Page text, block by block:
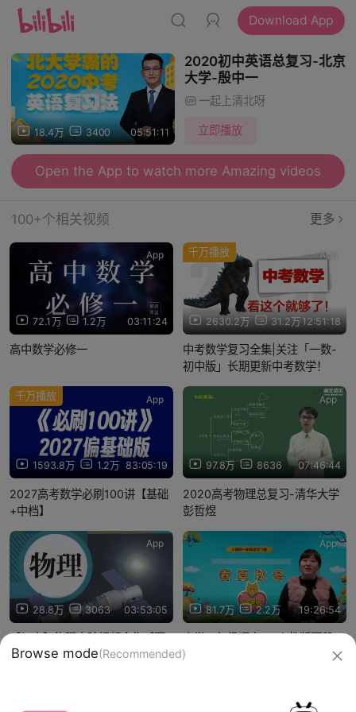
Download App
18.4万 3400 05:51:11
2020初中英语总复习-北京
大学-殷中一
一起上清北呀
立即播放
Open the App to watch more Amazing videos
100+个相关视频 更多
72.1万 1.2万 03:11:24
App
高中数学必修一
2630.2万 31.2万12:51:18
千万播放 App
中考数学复习全集|关注「一数-
初中版」长期更新中考数学！
1593.8万 1.2万 83:05:19
千万播放 App
2027高考数学必刷100讲【基础
+中档】
97.8万 8636 07:46:44
App
2020高考物理总复习-清华大学
彭哲煜
28.8万 3063 03:53:05
App
【初中】物理实验视频全集【万
唯教育】高清
81.7万 2.2万 19:26:54
App
小学一年级语文---人教版下册
【杨老师61讲】
Browse mode(Recommended)